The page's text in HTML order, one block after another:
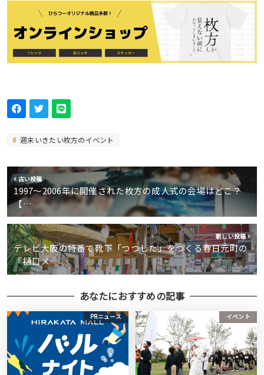
週末いきたい枚方のイベント
古い投稿
1997〜2006年に開催された枚方の成人式の会場はどこ？
【…
新しい投稿
テレビ大阪の特番で靴下「つつした」をつくる春日元町の
『樋口メ…
あなたにおすすめの記事
PRニュース イベント